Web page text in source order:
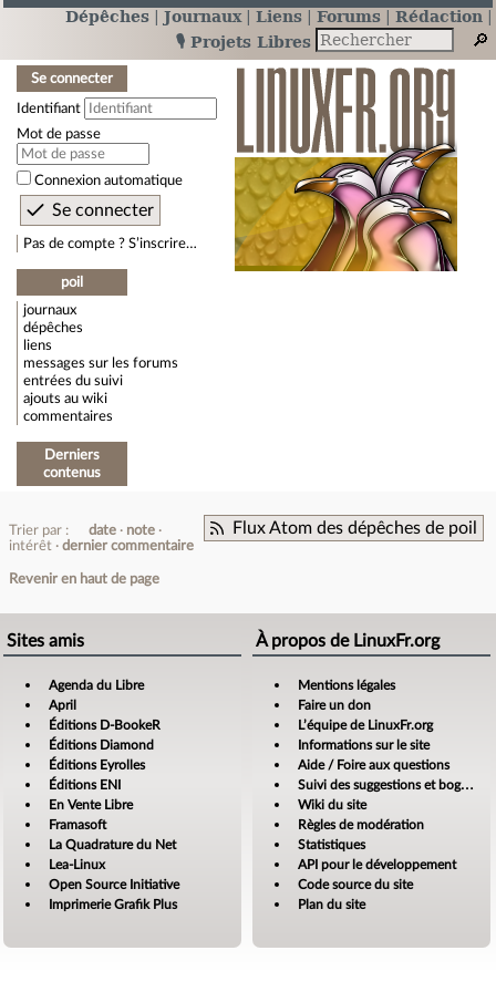
Dépêches Journaux Liens Forums
Rédaction
🎙️ Projets Libres
Se connecter
Identifiant
Mot de passe
Connexion automatique
Pas de compte ? S’inscrire…
poil
journaux
dépêches
liens
messages sur les forums
entrées du suivi
ajouts au wiki
commentaires
Derniers
contenus
Flux Atom des dépêches de poil
Trier par : date
note
intérêt
dernier commentaire
Revenir en haut de page
Sites amis
Agenda du Libre
April
Éditions D-BookeR
Éditions Diamond
Éditions Eyrolles
Éditions ENI
En Vente Libre
Framasoft
La Quadrature du Net
Lea-Linux
Open Source Initiative
Imprimerie Grafik Plus
À propos de LinuxFr.org
Mentions légales
Faire un don
L’équipe de LinuxFr.org
Informations sur le site
Aide / Foire aux questions
Suivi des suggestions et bogues
Wiki du site
Règles de modération
Statistiques
API pour le développement
Code source du site
Plan du site